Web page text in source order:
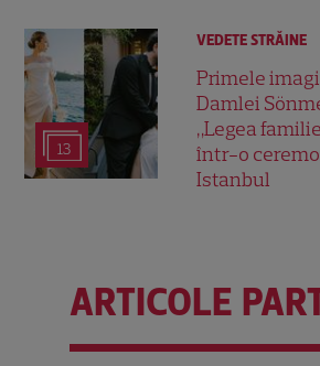
13
VEDETE STRĂINE
Primele
Damlei
„Legea
într-o
Istanbul
ARTICOLE